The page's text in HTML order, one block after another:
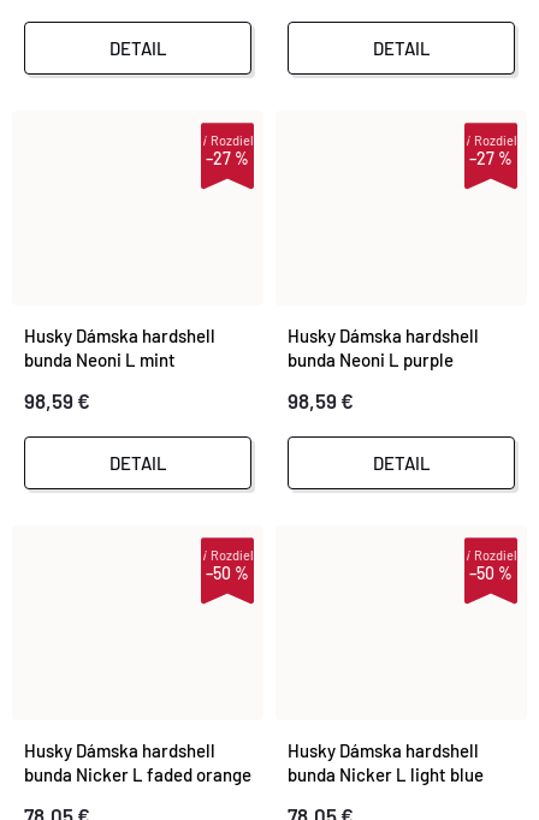
DETAIL DETAIL
–27 %
iRozdiel
Husky Dámska hardshell
bunda Neoni L mint
98,59 €
DETAIL
–27 %
iRozdiel
Husky Dámska hardshell
bunda Neoni L purple
98,59 €
DETAIL
–50 %
iRozdiel
Husky Dámska hardshell
bunda Nicker L faded orange
–50 %
iRozdiel
Husky Dámska hardshell
bunda Nicker L light blue